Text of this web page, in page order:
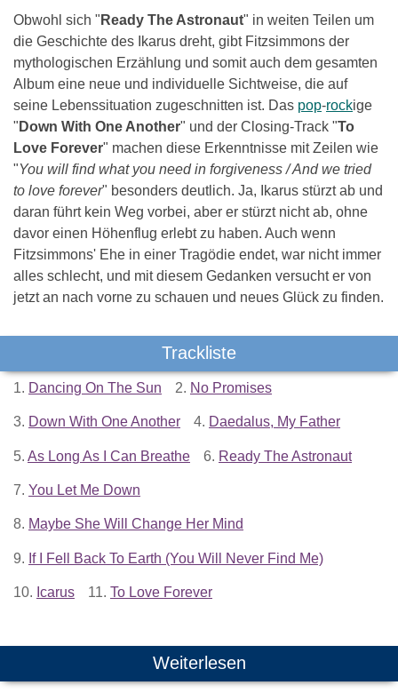
Obwohl sich " Ready The Astronaut" in weiten Teilen um
die Geschichte des Ikarus dreht, gibt Fitzsimmons der
mythologischen Erzählung und somit auch dem gesamten
Album eine neue und individuelle Sichtweise, die auf
seine Lebenssituation zugeschnitten ist. Das pop-rockige
" Down With One Another" und der Closing-Track "To
Love Forever" machen diese Erkenntnisse mit Zeilen wie
"You will find what you need in forgiveness / And we tried
to love forever" besonders deutlich. Ja, Ikarus stürzt ab und
daran führt kein Weg vorbei, aber er stürzt nicht ab, ohne
davor einen Höhenflug erlebt zu haben. Auch wenn
Fitzsimmons' Ehe in einer Tragödie endet, war nicht immer
alles schlecht, und mit diesem Gedanken versucht er von
jetzt an nach vorne zu schauen und neues Glück zu finden.
Trackliste
1. Dancing On The Sun 2. No Promises
3. Down With One Another 4. Daedalus, My Father
5. As Long As I Can Breathe 6. Ready The Astronaut
7. You Let Me Down
8. Maybe She Will Change Her Mind
9. If I Fell Back To Earth (You Will Never Find Me)
10. Icarus 11. To Love Forever
Weiterlesen